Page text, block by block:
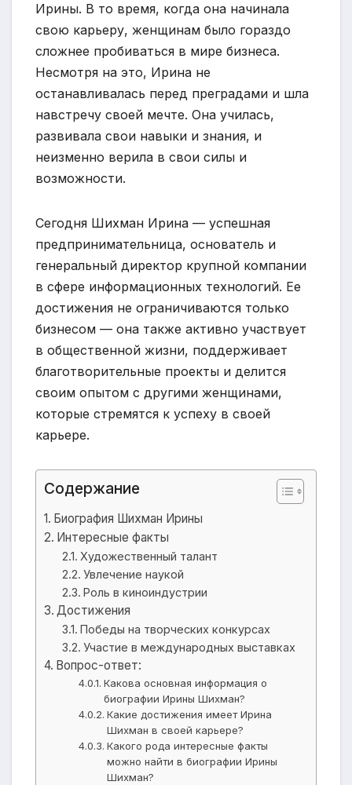
Ирины. В то время, когда она начинала
свою карьеру, женщинам было гораздо
сложнее пробиваться в мире бизнеса.
Несмотря на это, Ирина не
останавливалась перед преградами и шла
навстречу своей мечте. Она училась,
развивала свои навыки и знания, и
неизменно верила в свои силы и
возможности.
Сегодня Шихман Ирина — успешная
предпринимательница, основатель и
генеральный директор крупной компании
в сфере информационных технологий. Ее
достижения не ограничиваются только
бизнесом — она также активно участвует
в общественной жизни, поддерживает
благотворительные проекты и делится
своим опытом с другими женщинами,
которые стремятся к успеху в своей
карьере.
Содержание
Биография Шихман Ирины
Интересные факты
Художественный талант
Увлечение наукой
Роль в киноиндустрии
Достижения
Победы на творческих конкурсах
Участие в международных выставках
Вопрос-ответ:
Какова основная информация о
биографии Ирины Шихман?
Какие достижения имеет Ирина
Шихман в своей карьере?
Какого рода интересные факты
можно найти в биографии Ирины
Шихман?